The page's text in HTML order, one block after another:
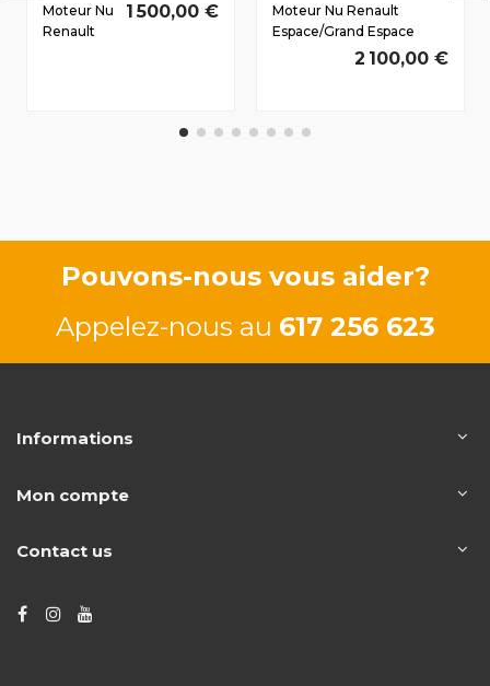
Moteur Nu
Renault
1 500,00 €
Moteur Nu Renault
Espace/Grand Espace
(JEO) Dès 2002 2.2 D dCi
2 100,00 €
Pouvons-nous vous aider?
Appelez-nous au 617 256 623
Informations
Mon compte
Contact us